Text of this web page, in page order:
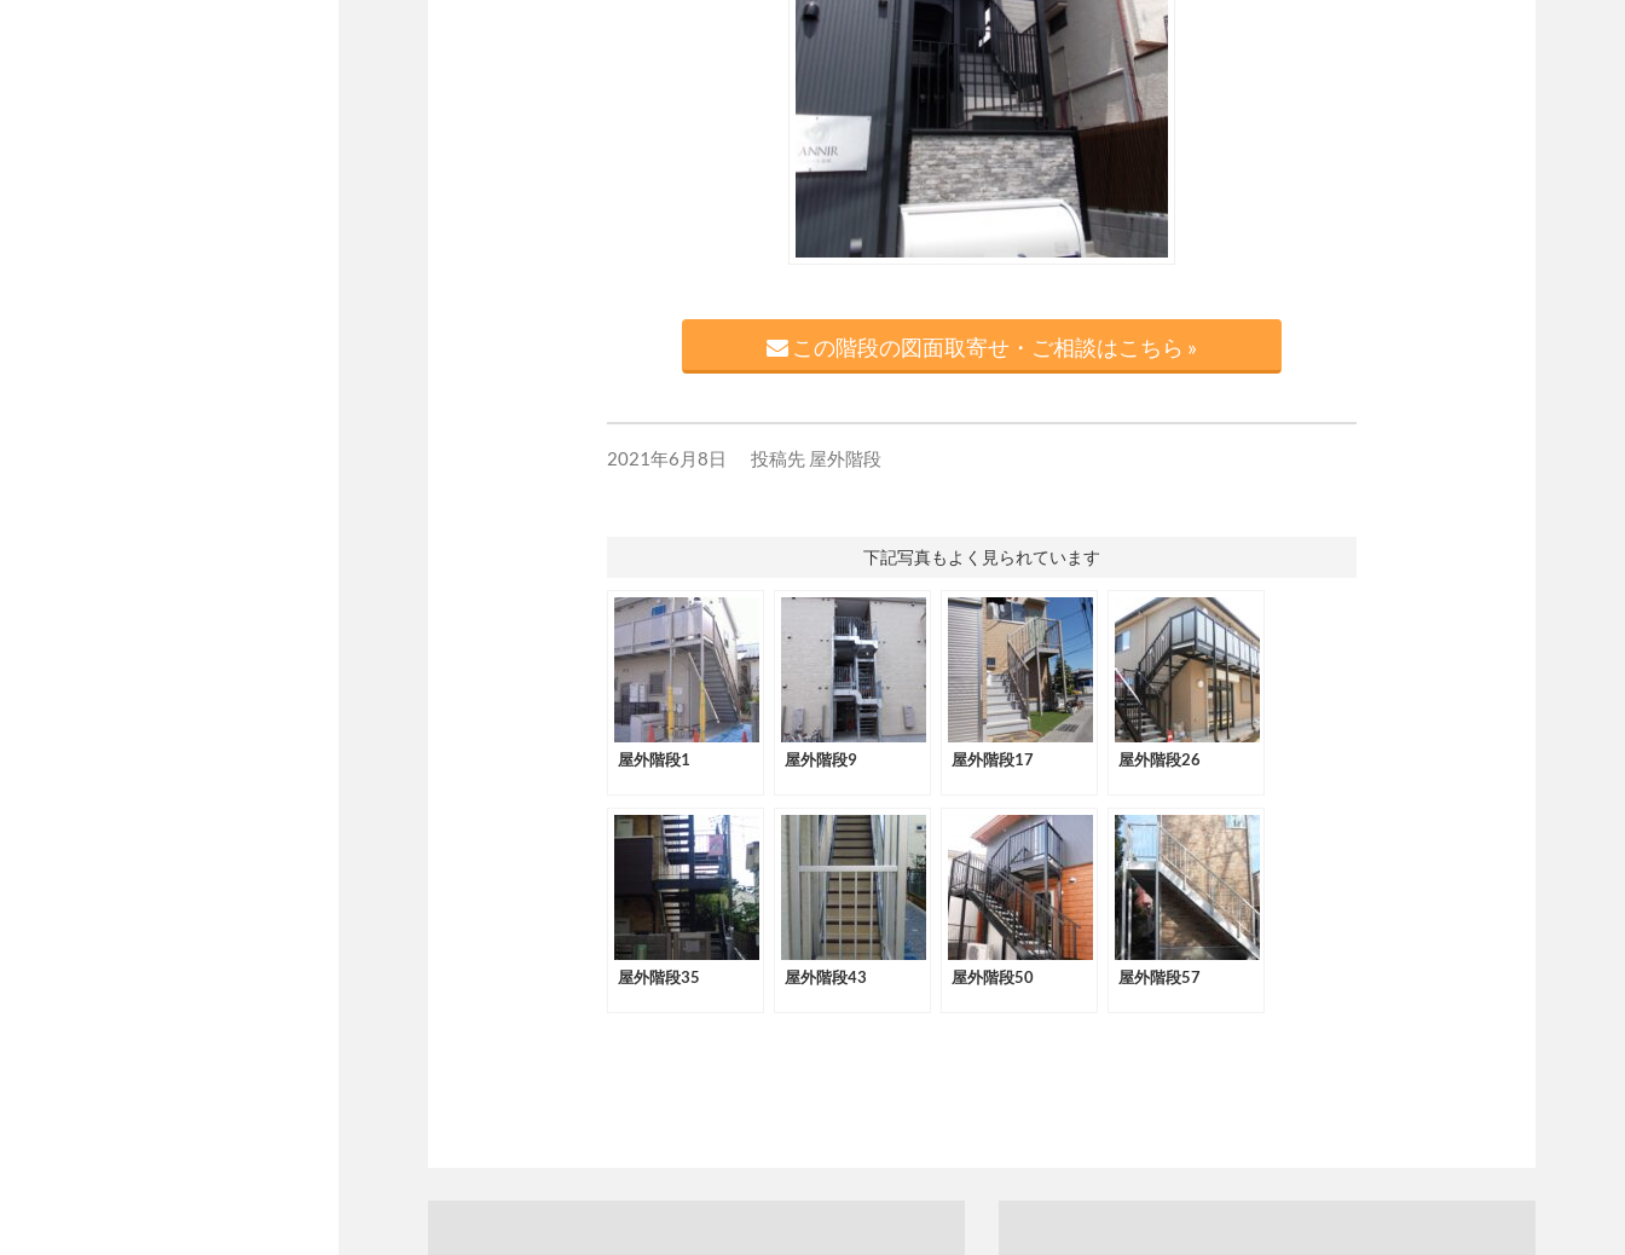
この階段の図面取寄せ・ご相談はこちら »
2021年6月8日 投稿先 屋外階段
下記写真もよく見られています
屋外階段1 屋外階段9 屋外階段17 屋外階段26
屋外階段35 屋外階段43 屋外階段50 屋外階段57